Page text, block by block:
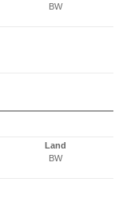
BW
Land
BW